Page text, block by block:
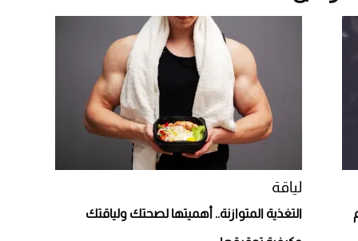
أغلى 10 عطور في العالم للرجال تمنحك فخامة
"بوجاتي ميسترال" الاستثنائية للبيع في مزاد
مونتيري
2026-07-23
لياقة
التغذية المتوازنة.. أهميتها لصحتك ولياقتك